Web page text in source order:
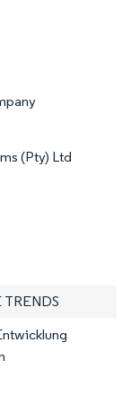
(Pty) Ltd
TRENDS